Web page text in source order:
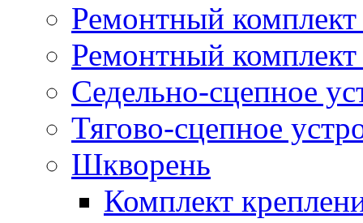
Ремонтный
Ремонтный комплект
Седельно-сцепное
Тягово-сцепное
Шкворень
Комплект